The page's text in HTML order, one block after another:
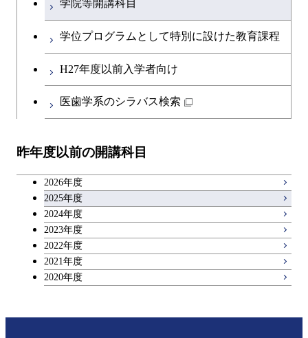
原子核工学コース
人間医療科学技術コース
ース
原子核工学コース
物質・情報卓越コース
知能情報コース
エネルギー・情報コース
人間医療科学技術コース
物質・情報卓越コース
物質・情報卓越コース
コース
都市・環境学コース
コース
都市・環境学コース
開閉
エネルギーコース
エネルギー・情報コース
エンジニアリングデザイン
原子核工学コース
物質・情報卓越コース
社会・人間科学コース
イノベーション科学系
イノベーション科学コース
人間医療科学技術コース
技術経営専門職学位課程
開閉
技術経営専門職学位課程
専門科目
英語科目
第二外国語科目
キャリア科目
学院等開講科目
学位プログラムとして特別に設けた教育課程
H27年度以前入学者向け
医歯学系のシラバス検索
昨年度以前の開講科目
2026年度
2025年度
2024年度
2023年度
2022年度
2021年度
2020年度